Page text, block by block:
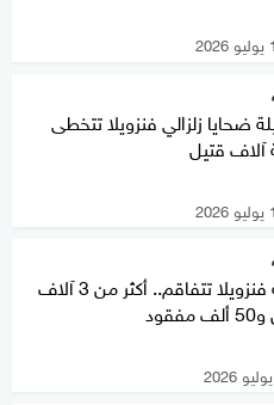
ضحايا زلزالي فنزويلا تتخطى
آلاف قتيل
كارثة فنزويلا تتفاقم.. أكثر من 3 آلاف